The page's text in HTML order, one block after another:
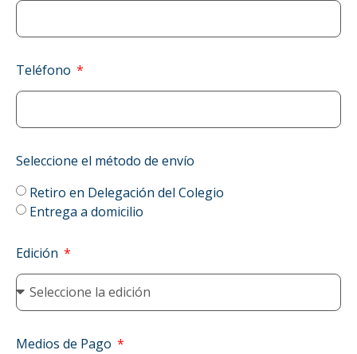
Teléfono
Seleccione el método de envío
Retiro en Delegación del Colegio
Entrega a domicilio
Edición
Medios de Pago